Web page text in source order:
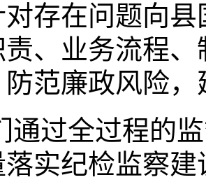
对存在问题向
责、业务流程
范廉政风险
通过全过程的
实纪检监察